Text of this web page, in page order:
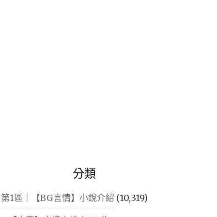
分類
第1區｜【BG言情】小說介紹 (10,319)